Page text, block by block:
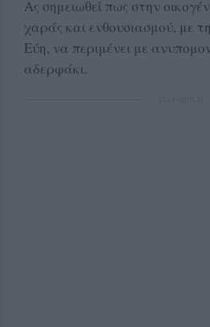
Ας σημειωθεί πως στην
χαράς και ενθουσιασμού, με
Εύη, να περιμένει με
αδερφάκι.